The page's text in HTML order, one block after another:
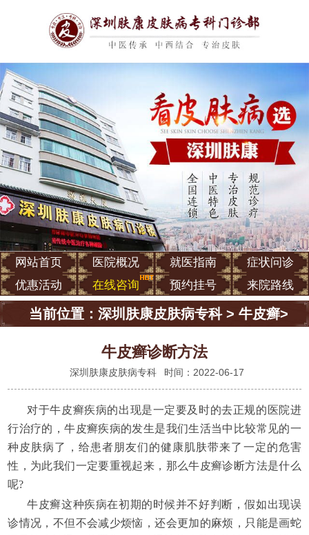
网站首页 医院概况 就医指南
症状问诊
优惠活动
在线咨询 预约挂号 来院路线
当前位置： 深圳肤康皮肤病专科> 牛皮癣>
牛皮癣诊断方法
深圳肤康皮肤病专科 时间：2022-06-17
对于牛皮癣疾病的出现是一定要及时的去正规的医院进
行治疗的，牛皮癣疾病的发生是我们生活当中比较常见的一
种皮肤病了，给患者朋友们的健康肌肤带来了一定的危害
性，为此我们一定要重视起来，那么牛皮癣诊断方法是什么
呢?
牛皮癣这种疾病在初期的时候并不好判断，假如出现误
诊情况，不但不会减少烦恼，还会更加的麻烦，只能是画蛇